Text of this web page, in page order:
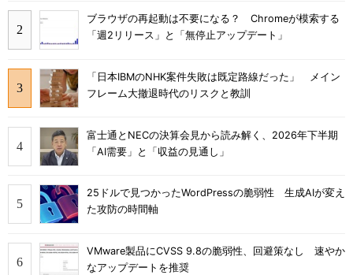
ブラウザの再起動は不要になる？ Chromeが模索する
「週2リリース」と「無停止アップデート」
「日本IBMのNHK案件失敗は既定路線だった」 メイン
フレーム大撤退時代のリスクと教訓
富士通とNECの決算会見から読み解く、2026年下半期
「AI需要」と「収益の見通し」
25ドルで見つかったWordPressの脆弱性 生成AIが変え
た攻防の時間軸
VMware製品にCVSS 9.8の脆弱性、回避策なし 速やか
なアップデートを推奨